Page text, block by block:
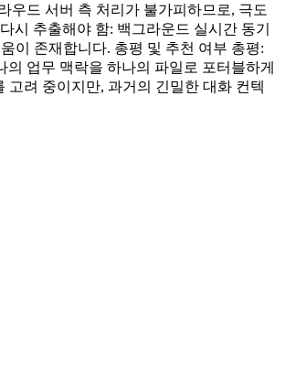
우드 서버 측 처리가 불가피하므로, 극도
시 추출해야 함: 백그라운드 실시간 동기
이 존재합니다. 총평 및 추천 여부 총평:
업무 맥락을 하나의 파일로 포터블하게
려 중이지만, 과거의 긴밀한 대화 컨텍